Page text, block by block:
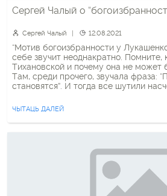
Сергей Чалый о
Сергей Чалый 12.08.2021
“Мотив богоизбранности у
себе звучит неоднакратно. Помните,
Тихановской и почему она не может
Там, среди прочего, звучала фраза:
становятся”. И тогда все шутили
протестантской доктрины
люди, которые заранее
ЧЫТАЦЬ ДАЛЕЙ